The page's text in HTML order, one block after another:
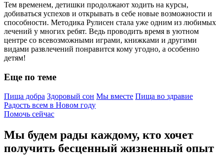
Тем временем, детишки продолжают ходить на курсы,
добиваться успехов и открывать в себе новые возможности и
способности. Методика Рулисен стала уже одним из любимых
лечений у многих ребят. Ведь проводить время в уютном
центре со всевозможными играми, книжками и другими
видами развлечений понравится кому угодно, а особенно
детям!
Еще по теме
Пища добра Здоровый сон Мы вместе Пища во здравие
Радость всем в Новом году
Помочь сейчас
Мы будем рады каждому, кто хочет
получить бесценный жизненный опыт